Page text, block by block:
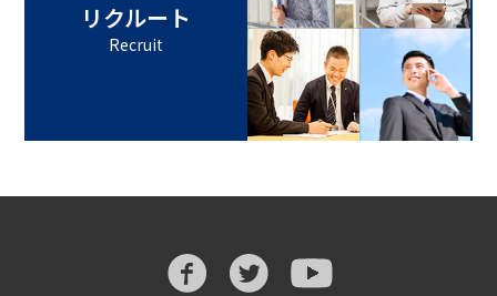
リクルート
Recruit